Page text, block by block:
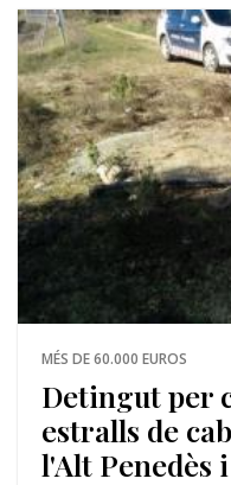
MÉS DE 60.000 EUROS
Detingut per
estralls de
l'Alt Penedès